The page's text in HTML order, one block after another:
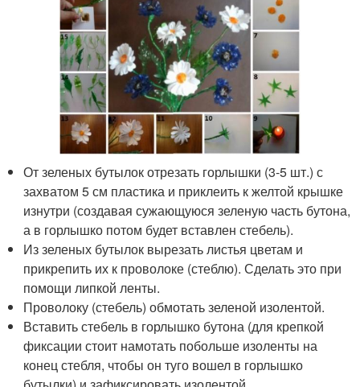
От зеленых бутылок отрезать горлышки (3-5 шт.) с
захватом 5 см пластика и приклеить к желтой крышке
изнутри (создавая сужающуюся зеленую часть бутона,
а в горлышко потом будет вставлен стебель).
Из зеленых бутылок вырезать листья цветам и
прикрепить их к проволоке (стеблю). Сделать это при
помощи липкой ленты.
Проволоку (стебель) обмотать зеленой изолентой.
Вставить стебель в горлышко бутона (для крепкой
фиксации стоит намотать побольше изоленты на
конец стебля, чтобы он туго вошел в горлышко